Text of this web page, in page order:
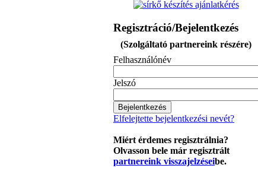
Regisztráció/Bejelentkezés
(Szolgáltató partnereink részére)
Felhasználónév
Jelszó
Elfelejtette bejelentkezési nevét?
Miért érdemes regisztrálnia?
Olvasson bele már regisztrált
partnereink visszajelzéseibe.